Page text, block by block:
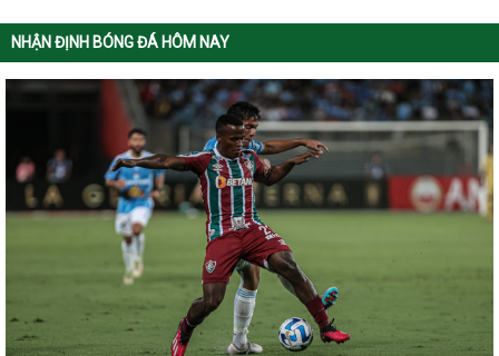
NHẬN ĐỊNH BÓNG ĐÁ HÔM NAY